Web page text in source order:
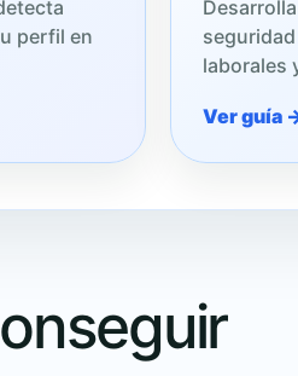
perfil en
laborales
Ver guía